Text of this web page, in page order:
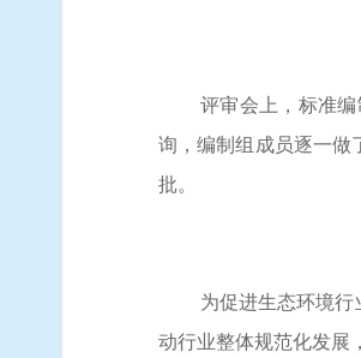
评审会上，标准
询，编制组成员逐一做
批。
为促进生态环境
动行业整体规范化发展